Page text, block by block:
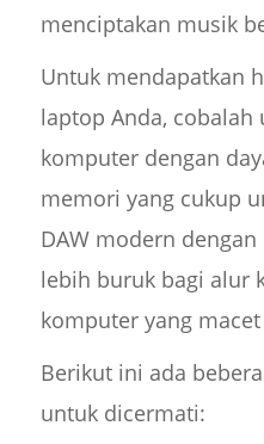
menciptakan musik
Untuk mendapatkan
laptop Anda,
komputer dengan
memori yang cukup
DAW modern
lebih buruk bagi alur
komputer yang
Berikut ini ada
untuk dicermati: